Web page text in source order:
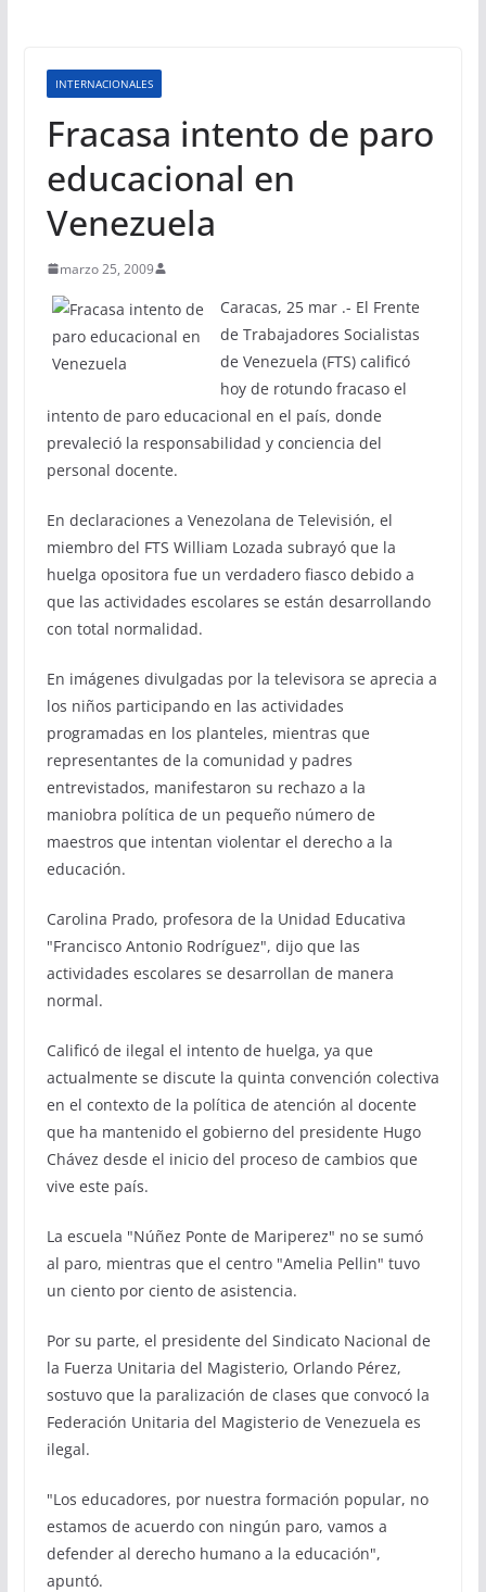
INTERNACIONALES
Fracasa intento de paro
educacional en
Venezuela
marzo 25, 2009
Caracas, 25 mar .- El Frente
de Trabajadores Socialistas
de Venezuela (FTS) calificó
hoy de rotundo fracaso el
intento de paro educacional en el país, donde
prevaleció la responsabilidad y conciencia del
personal docente.
En declaraciones a Venezolana de Televisión, el
miembro del FTS William Lozada subrayó que la
huelga opositora fue un verdadero fiasco debido a
que las actividades escolares se están desarrollando
con total normalidad.
En imágenes divulgadas por la televisora se aprecia a
los niños participando en las actividades
programadas en los planteles, mientras que
representantes de la comunidad y padres
entrevistados, manifestaron su rechazo a la
maniobra política de un pequeño número de
maestros que intentan violentar el derecho a la
educación.
Carolina Prado, profesora de la Unidad Educativa
"Francisco Antonio Rodríguez", dijo que las
actividades escolares se desarrollan de manera
normal.
Calificó de ilegal el intento de huelga, ya que
actualmente se discute la quinta convención colectiva
en el contexto de la política de atención al docente
que ha mantenido el gobierno del presidente Hugo
Chávez desde el inicio del proceso de cambios que
vive este país.
La escuela "Núñez Ponte de Mariperez" no se sumó
al paro, mientras que el centro "Amelia Pellin" tuvo
un ciento por ciento de asistencia.
Por su parte, el presidente del Sindicato Nacional de
la Fuerza Unitaria del Magisterio, Orlando Pérez,
sostuvo que la paralización de clases que convocó la
Federación Unitaria del Magisterio de Venezuela es
ilegal.
"Los educadores, por nuestra formación popular, no
estamos de acuerdo con ningún paro, vamos a
defender al derecho humano a la educación",
apuntó.